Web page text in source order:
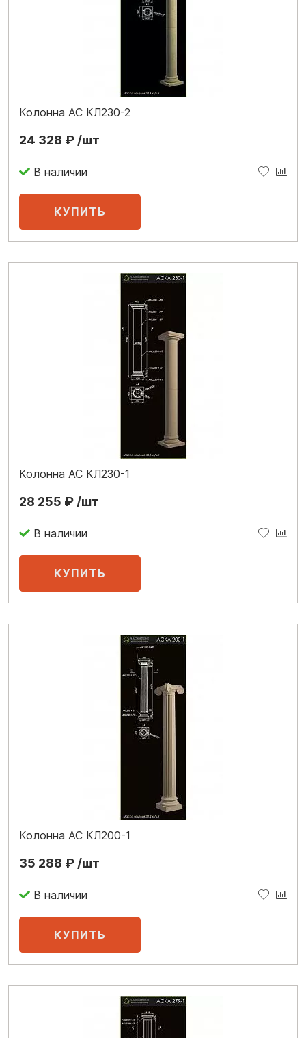
Колонна АС КЛ230-2
24 328 ₽ /шт
Колонна АС КЛ230-1
28 255 ₽ /шт
Колонна АС КЛ200-1
35 288 ₽ /шт